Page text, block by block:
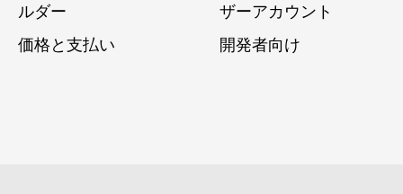
ルダー
価格と支払い
ザーアカウント
開発者向け